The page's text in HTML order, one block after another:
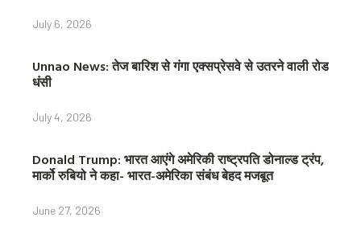
July 6, 2026
Unnao News: तेज बारिश से गंगा एक्सप्रेसवे से उतरने वाली रोड
धंसी
July 4, 2026
Donald Trump: भारत आएंगे अमेरिकी राष्ट्रपति डोनाल्ड ट्रंप,
मार्को रुबियो ने कहा- भारत-अमेरिका संबंध बेहद मजबूत
June 27, 2026